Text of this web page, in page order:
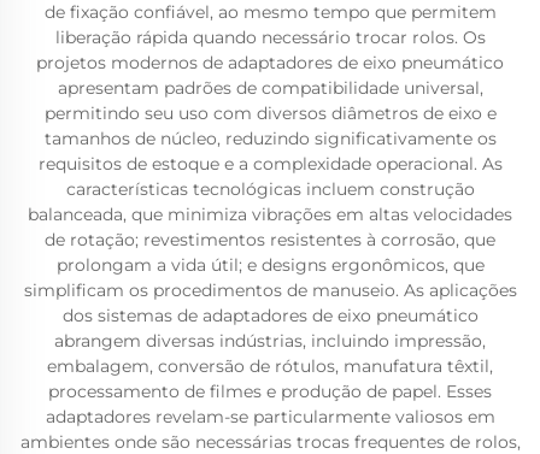
de fixação confiável, ao mesmo tempo que permitem
liberação rápida quando necessário trocar rolos. Os
projetos modernos de adaptadores de eixo pneumático
apresentam padrões de compatibilidade universal,
permitindo seu uso com diversos diâmetros de eixo e
tamanhos de núcleo, reduzindo significativamente os
requisitos de estoque e a complexidade operacional. As
características tecnológicas incluem construção
balanceada, que minimiza vibrações em altas velocidades
de rotação; revestimentos resistentes à corrosão, que
prolongam a vida útil; e designs ergonômicos, que
simplificam os procedimentos de manuseio. As aplicações
dos sistemas de adaptadores de eixo pneumático
abrangem diversas indústrias, incluindo impressão,
embalagem, conversão de rótulos, manufatura têxtil,
processamento de filmes e produção de papel. Esses
adaptadores revelam-se particularmente valiosos em
ambientes onde são necessárias trocas frequentes de rolos,